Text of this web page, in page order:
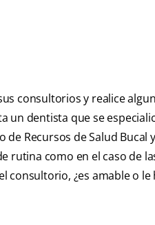
consultorios y realice
un dentista que se
de Recursos de Salud Bucal
como en el caso de
consultorio, ¿es amable o